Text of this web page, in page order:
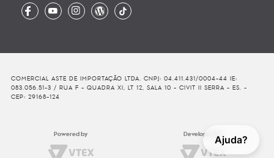
Ajuda?
COMERCIAL ASTE DE IMPORTAÇÃO LTDA. CNPJ: 04.411.431/0004-44 IE:
083.056.51-3 / RUA F - QUADRA XI, LT 12, SALA 10 - CIVIT II SERRA - ES. -
CEP: 29168-124
Powered by Developed By